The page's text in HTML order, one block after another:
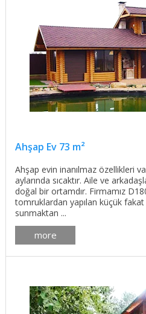
Ahşap Ev 73 m²
Ahşap evin inanılmaz özellikleri
aylarında sıcaktır. Aile ve
doğal bir ortamdır. Firmamız
tomruklardan yapılan küçük fakat
sunmaktan ...
more